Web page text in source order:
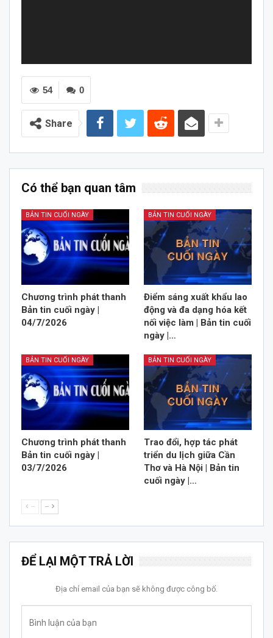
0
54
Share
Có thể bạn quan tâm
BẢN TIN CUỐI NGÀY
Chương trình phát thanh
Bản tin cuối ngày |
04/7/2026
BẢN TIN CUỐI NGÀY
Điểm sáng xuất khẩu lao
động và đa dạng hóa kết
nối việc làm | Bản tin cuối
ngày |…
BẢN TIN CUỐI NGÀY
Chương trình phát thanh
Bản tin cuối ngày |
03/7/2026
BẢN TIN CUỐI NGÀY
Trao đổi, hợp tác phát
triển du lịch giữa Cần
Thơ và Hà Nội | Bản tin
cuối ngày |…
-- --
ĐỂ LẠI MỘT TRẢ LỜI
Địa chỉ email của bạn sẽ không được công bố.